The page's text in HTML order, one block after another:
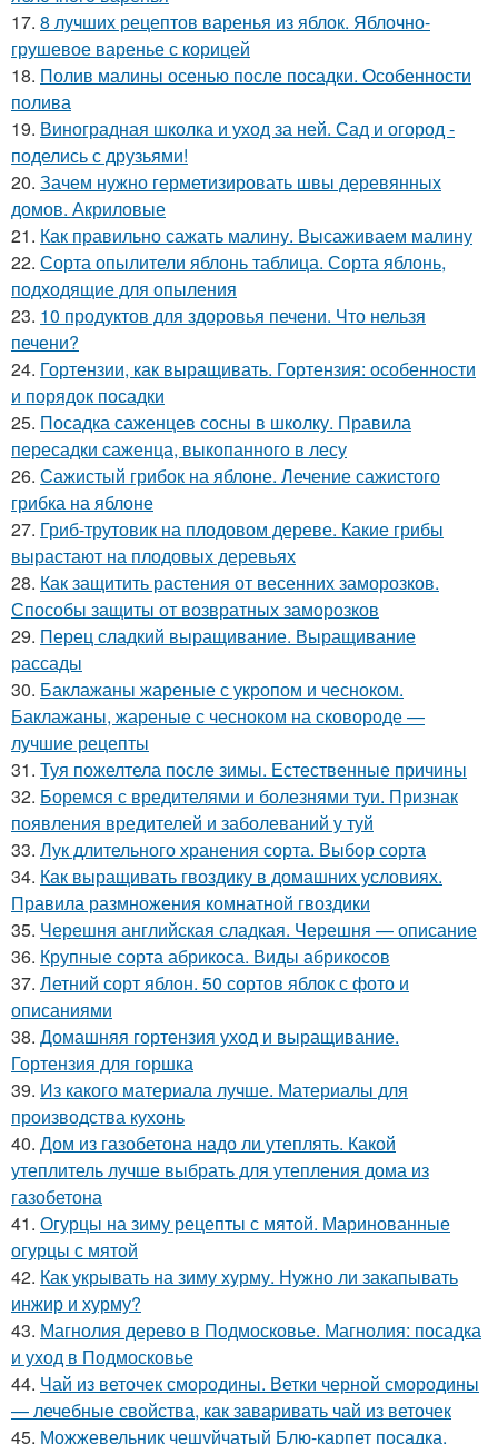
17. 8 лучших рецептов варенья из яблок. Яблочно-
грушевое варенье с корицей
18. Полив малины осенью после посадки. Особенности
полива
19. Виноградная школка и уход за ней. Сад и огород -
поделись с друзьями!
20. Зачем нужно герметизировать швы деревянных
домов. Акриловые
21. Как правильно сажать малину. Высаживаем малину
22. Сорта опылители яблонь таблица. Сорта яблонь,
подходящие для опыления
23. 10 продуктов для здоровья печени. Что нельзя
печени?
24. Гортензии, как выращивать. Гортензия: особенности
и порядок посадки
25. Посадка саженцев сосны в школку. Правила
пересадки саженца, выкопанного в лесу
26. Сажистый грибок на яблоне. Лечение сажистого
грибка на яблоне
27. Гриб-трутовик на плодовом дереве. Какие грибы
вырастают на плодовых деревьях
28. Как защитить растения от весенних заморозков.
Способы защиты от возвратных заморозков
29. Перец сладкий выращивание. Выращивание
рассады
30. Баклажаны жареные с укропом и чесноком.
Баклажаны, жареные с чесноком на сковороде —
лучшие рецепты
31. Туя пожелтела после зимы. Естественные причины
32. Боремся с вредителями и болезнями туи. Признак
появления вредителей и заболеваний у туй
33. Лук длительного хранения сорта. Выбор сорта
34. Как выращивать гвоздику в домашних условиях.
Правила размножения комнатной гвоздики
35. Черешня английская сладкая. Черешня — описание
36. Крупные сорта абрикоса. Виды абрикосов
37. Летний сорт яблон. 50 сортов яблок с фото и
описаниями
38. Домашняя гортензия уход и выращивание.
Гортензия для горшка
39. Из какого материала лучше. Материалы для
производства кухонь
40. Дом из газобетона надо ли утеплять. Какой
утеплитель лучше выбрать для утепления дома из
газобетона
41. Огурцы на зиму рецепты с мятой. Маринованные
огурцы с мятой
42. Как укрывать на зиму хурму. Нужно ли закапывать
инжир и хурму?
43. Магнолия дерево в Подмосковье. Магнолия: посадка
и уход в Подмосковье
44. Чай из веточек смородины. Ветки черной смородины
— лечебные свойства, как заваривать чай из веточек
45. Можжевельник чешуйчатый Блю-карпет посадка.